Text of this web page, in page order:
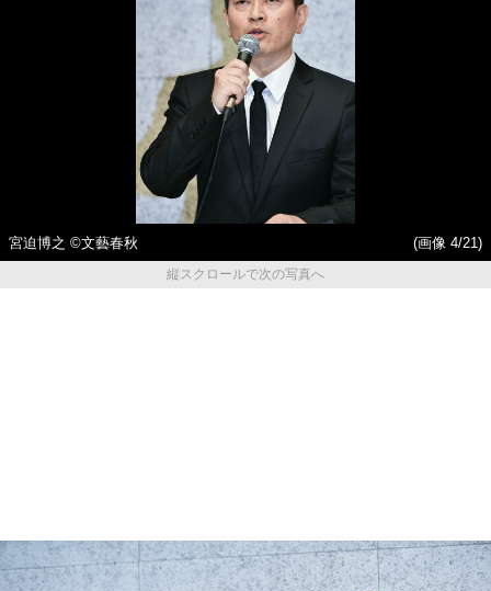
宮迫博之 ©文藝春秋
(画像 4/21)
縦スクロールで次の写真へ